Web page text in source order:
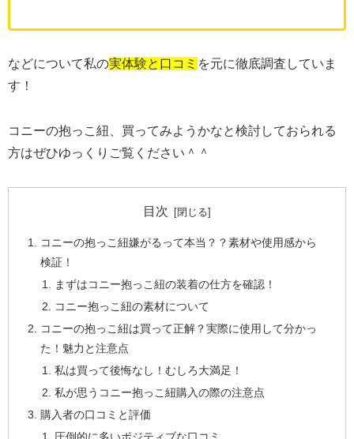
などについて私の実体験と口コミ を元に徹底調査していま
す！
コニーの抱っこ紐、買ってみようかなと検討しておられる
方はぜひゆっくりご覧ください＾＾
目次
コニーの抱っこ紐嫌がるって本当？？素材や使用感から
検証！
まずはコニー抱っこ紐の装着の仕方を確認！
コニー抱っこ紐の素材について
コニーの抱っこ紐は買って正解？実際に使用して分かっ
た！魅力と注意点
私は買って後悔なし！むしろ大満足！
私が思うコニー抱っこ紐購入の際の注意点
購入者の口コミと評価
圧倒的に多いポジティブな口コミ